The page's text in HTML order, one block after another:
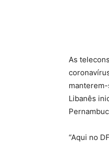
As
Libanês
“Aqui no